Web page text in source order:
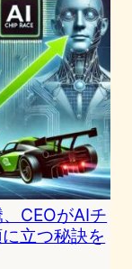
CEOがAIチ
立つ秘訣を